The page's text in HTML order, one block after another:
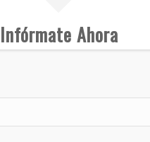
Infórmate Ahora